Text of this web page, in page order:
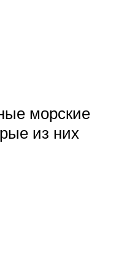
морские
из них